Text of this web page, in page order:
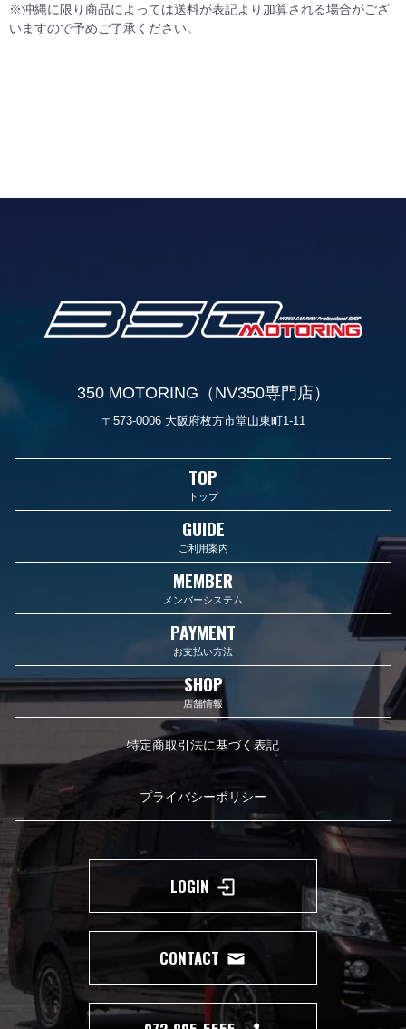
※沖縄に限り商品によっては送料が表記より加算される場合がござ
いますので予めご了承ください。
350 MOTORING（NV350専門店）
〒573-0006 大阪府枚方市堂山東町1-11
TOP
トップ
GUIDE
ご利用案内
MEMBER
メンバーシステム
PAYMENT
お支払い方法
SHOP
店舗情報
特定商取引法に基づく表記
プライバシーポリシー
LOGIN
CONTACT